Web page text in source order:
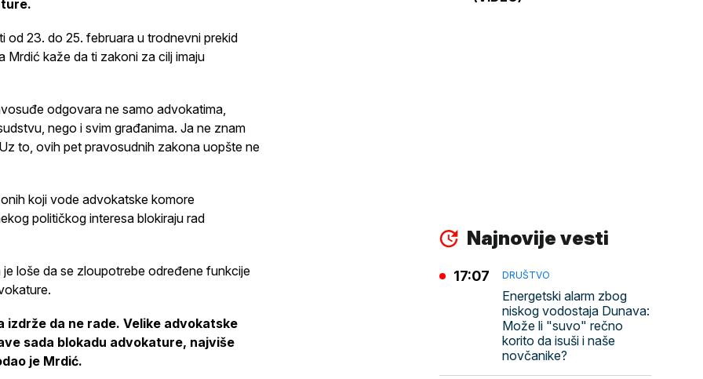
od 23. do 25. februara u trodnevni prekid
Mrdić kaže da ti zakoni za cilj imaju
odgovara ne samo advokatima,
nego i svim građanima. Ja ne znam
to, ovih pet pravosudnih zakona uopšte ne
koji vode advokatske komore
političkog interesa blokiraju rad
je loše da se zloupotrebe određene funkcije
izdrže da ne rade. Velike advokatske
sada blokadu advokature, najviše
je Mrdić.
Najnovije vesti
DRUŠTVO
Energetski alarm zbog
niskog vodostaja Dunava:
Može li "suvo" rečno
korito da isuši i naše
novčanike?
17:07